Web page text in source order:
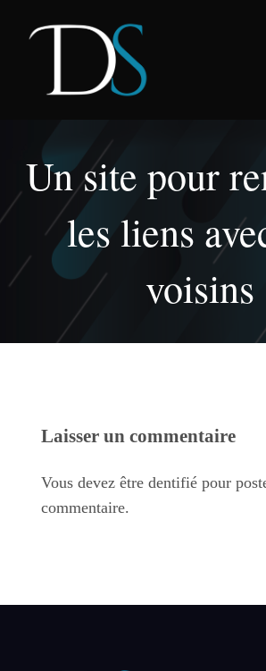
Un site pour
les liens
voisins
Laisser un commentaire
Vous devez être dentifié pour
commentaire.